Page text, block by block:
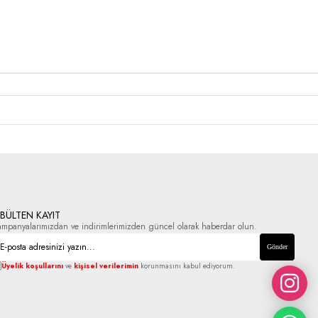
KAYIT
ve indirimlerimizden güncel olarak haberdar olun.
Gönder
Üyelik koşullarını ve kişisel verilerimin korunmasını kabul ediyorum.